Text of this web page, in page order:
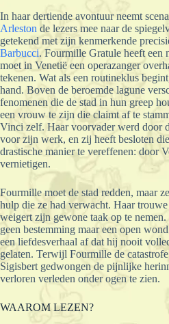
In haar dertiende avontuur neemt
Arleston de lezers mee naar de
getekend met zijn kenmerkende
Barbucci. Fourmille Gratule heeft een
moet in Venetië een operazanger
tekenen. Wat als een routineklus
hand. Boven de beroemde lagune
fenomenen die de stad in hun greep
een vrouw te zijn die claimt af te
Vinci zelf. Haar voorvader werd door
voor zijn werk, en zij heeft besloten
drastische manier te vereffenen: door
vernietigen.
Fourmille moet de stad redden, maar
hulp die ze had verwacht. Haar
weigert zijn gewone taak op te
geen bestemming maar een open
een liefdesverhaal af dat hij nooit
gelaten. Terwijl Fourmille de
Sigisbert gedwongen de pijnlijke
verloren verleden onder ogen te zien.
WAAROM LEZEN?